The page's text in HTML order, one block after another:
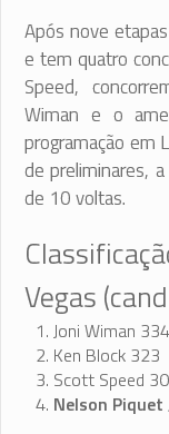
Após nove
e tem quatro
Speed,
Wiman e o
programação em
de preliminares,
de 10 voltas.
Vegas
Joni Wiman 334
Ken Block 323
Scott Speed
Nelson Piquet